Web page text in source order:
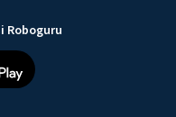
Roboguru